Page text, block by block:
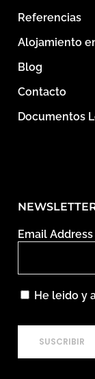
Referencias
Alojamiento
Blog
Contacto
Documentos
Email Address
He leido y